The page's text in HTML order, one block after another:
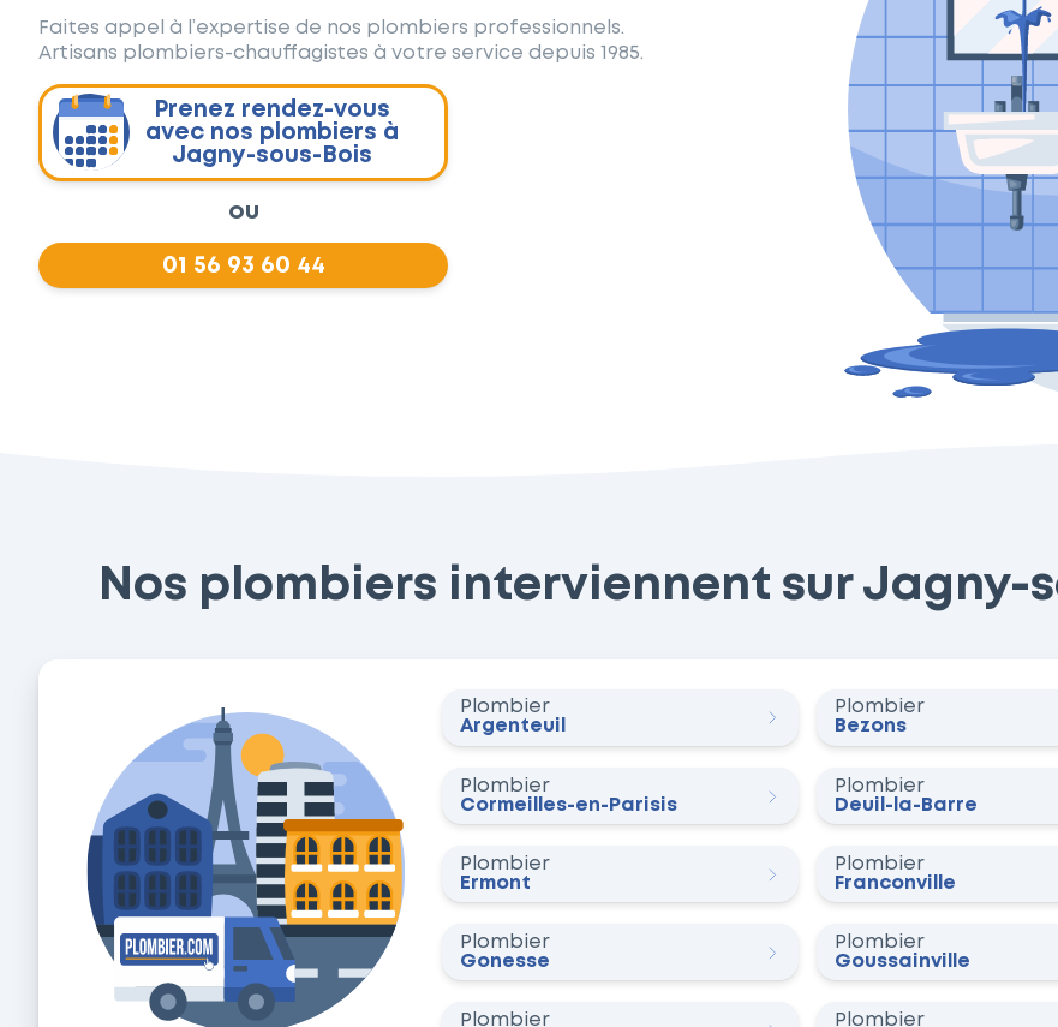
Faites appel à l’expertise de nos plombiers professionnels.
Artisans plombiers-chauffagistes à votre service depuis 1985.
Prenez rendez-vous
avec nos plombiers à
Jagny-sous-Bois
ou
01 56 93 60 44
Nos plombiers interviennent sur Jagny-
Plombier
Argenteuil
Plombier
Bezons
Plombier
Cormeilles-en-Parisis
Plombier
Deuil-la-Barre
Plombier
Ermont
Plombier
Franconville
Plombier
Gonesse
Plombier
Goussainville
Plombier Plombier